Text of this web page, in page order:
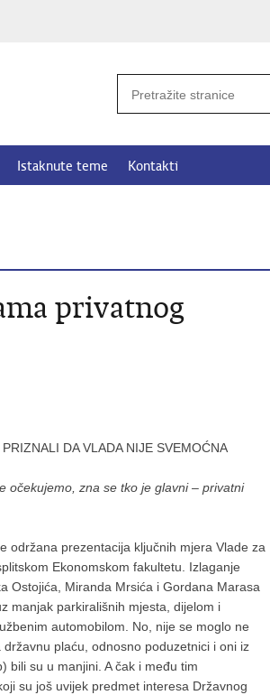
Istaknute teme Kontakti
privatnog
DA VLADA NIJE SVEMOĆNA
očekujemo, zna se tko je glavni – privatni
održana prezentacija ključnih mjera Vlade za
Ekonomskom fakultetu. Izlaganje
Ostojića, Miranda Mrsića i Gordana Marasa
manjak parkirališnih mjesta, dijelom i
automobilom. No, nije se moglo ne
plaću, odnosno poduzetnici i oni iz
bili su u manjini. A čak i među tim
su još uvijek predmet interesa Državnog